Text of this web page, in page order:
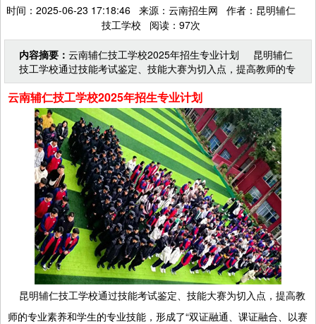
时间：2025-06-23 17:18:46 来源：云南招生网 作者：昆明辅仁
技工学校 阅读：97次
内容摘要： 云南辅仁技工学校2025年招生专业计划 昆明辅仁
技工学校通过技能考试鉴定、技能大赛为切入点，提高教师的专
业素养和学生的专业技能，形成了“双证融通、课证融
云南辅仁技工学校2025年招生专业计划
昆明辅仁技工学校通过技能考试鉴定、技能大赛为切入点，提高教
师的专业素养和学生的专业技能，形成了“双证融通、课证融合、以赛